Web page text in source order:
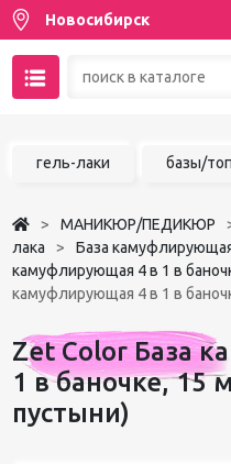
Новосибирск
Чат в MAX
Акции
Избранное
гель-лаки базы/
МАНИКЮР/ПЕДИКЮР
лака
База
камуфлирующая 4 в 1 в
камуфлирующая 4 в 1 в
Zet Color База
1 в баночке, 15
пустыни)